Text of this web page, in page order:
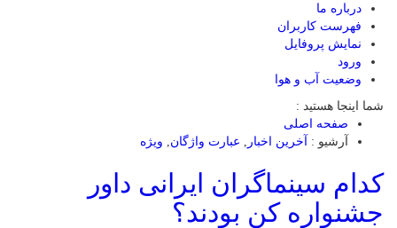
درباره ما
فهرست کاربران
نمایش پروفایل
ورود
وضعیت آب و هوا
شما اینجا هستید :
صفحه اصلی
آرشیو :
آخرین اخبار عبارت واژگان ویژه
کدام سینماگران ایرانی داور
جشنواره کن بودند؟